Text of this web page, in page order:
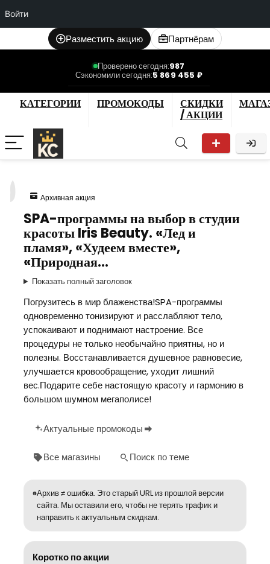
Войти
Разместить акцию Партнёрам
Проверено сегодня:987
Сэкономили сегодня:5 869 455 ₽
КАТЕГОРИИ ПРОМОКОДЫ
СКИДКИ
/ АКЦИИ
Архивная акция
SPA-программы на выбор в студии
красоты Iris Beauty. «Лед и
пламя», «Худеем вместе»,
«Природная…
Показать полный заголовок
Погрузитесь в мир блаженства!SPA-программы
одновременно тонизируют и расслабляют тело,
успокаивают и поднимают настроение. Все
процедуры не только необычайно приятны, но и
полезны. Восстанавливается душевное равновесие,
улучшается кровообращение, уходит лишний
вес.Подарите себе настоящую красоту и гармонию в
большом шумном мегаполисе!
Актуальные промокоды
Все магазины Поиск по теме
Архив ≠ ошибка. Это старый URL из прошлой версии
сайта. Мы оставили его, чтобы не терять трафик и
направить к актуальным скидкам.
Коротко по акции